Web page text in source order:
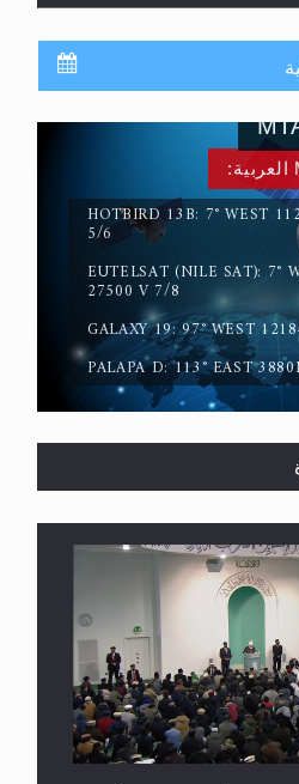
ومهيمنٌ عليها.. ليس
HOTBIRD 13B: 7° WEST
5/6
EUTELSAT (NILE SAT): 7°
27500 V 7/8
GALAXY 19: 97° WEST
PALAPA D: 113° EAST